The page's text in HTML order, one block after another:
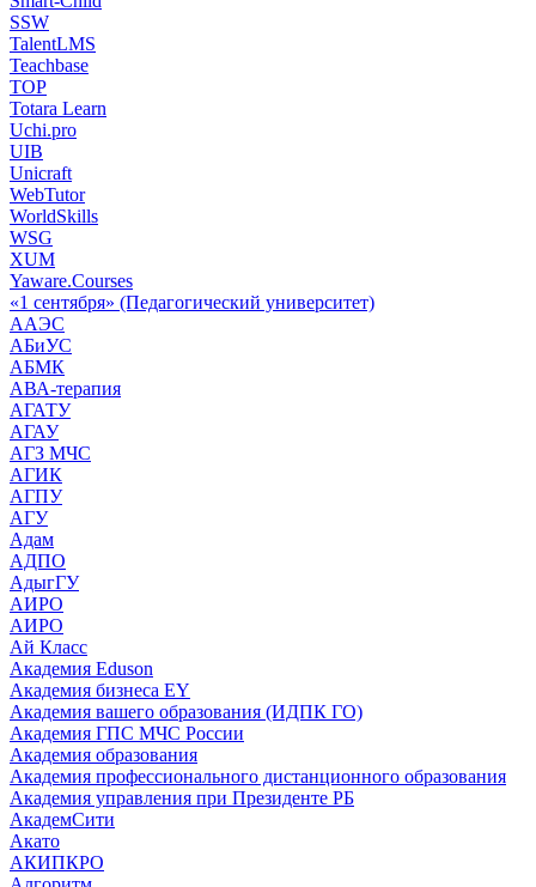
SSW
TalentLMS
Teachbase
TOP
Totara Learn
Uchi.pro
UIB
Unicraft
WebTutor
WorldSkills
WSG
XUM
Yaware.Courses
«1 сентября» (Педагогический университет)
ААЭС
АБиУС
АБМК
АВА-терапия
АГАТУ
АГАУ
АГЗ МЧС
АГИК
АГПУ
АГУ
Адам
АДПО
АдыгГУ
АИРО
АИРО
Ай Класс
Академия Eduson
Академия бизнеса EY
Академия вашего образования (ИДПК ГО)
Академия ГПС МЧС России
Академия образования
Академия профессионального дистанционного образования
Академия управления при Президенте РБ
АкадемСити
Акато
АКИПКРО